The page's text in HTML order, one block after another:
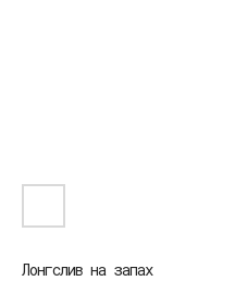
Лонгслив на запах